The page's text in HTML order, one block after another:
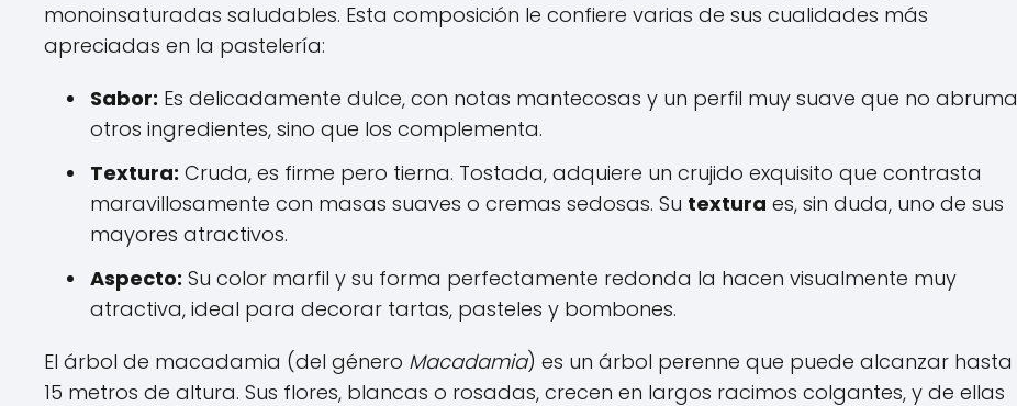
monoinsaturadas saludables. Esta composición le confiere varias de sus cualidades más
apreciadas en la pastelería:
Sabor: Es delicadamente dulce, con notas mantecosas y un perfil muy suave que no abruma
otros ingredientes, sino que los complementa.
Textura: Cruda, es firme pero tierna. Tostada, adquiere un crujido exquisito que contrasta
maravillosamente con masas suaves o cremas sedosas. Su textura es, sin duda, uno de sus
mayores atractivos.
Aspecto: Su color marfil y su forma perfectamente redonda la hacen visualmente muy
atractiva, ideal para decorar tartas, pasteles y bombones.
El árbol de macadamia (del género Macadamia) es un árbol perenne que puede alcanzar hasta
15 metros de altura. Sus flores, blancas o rosadas, crecen en largos racimos colgantes, y de ellas